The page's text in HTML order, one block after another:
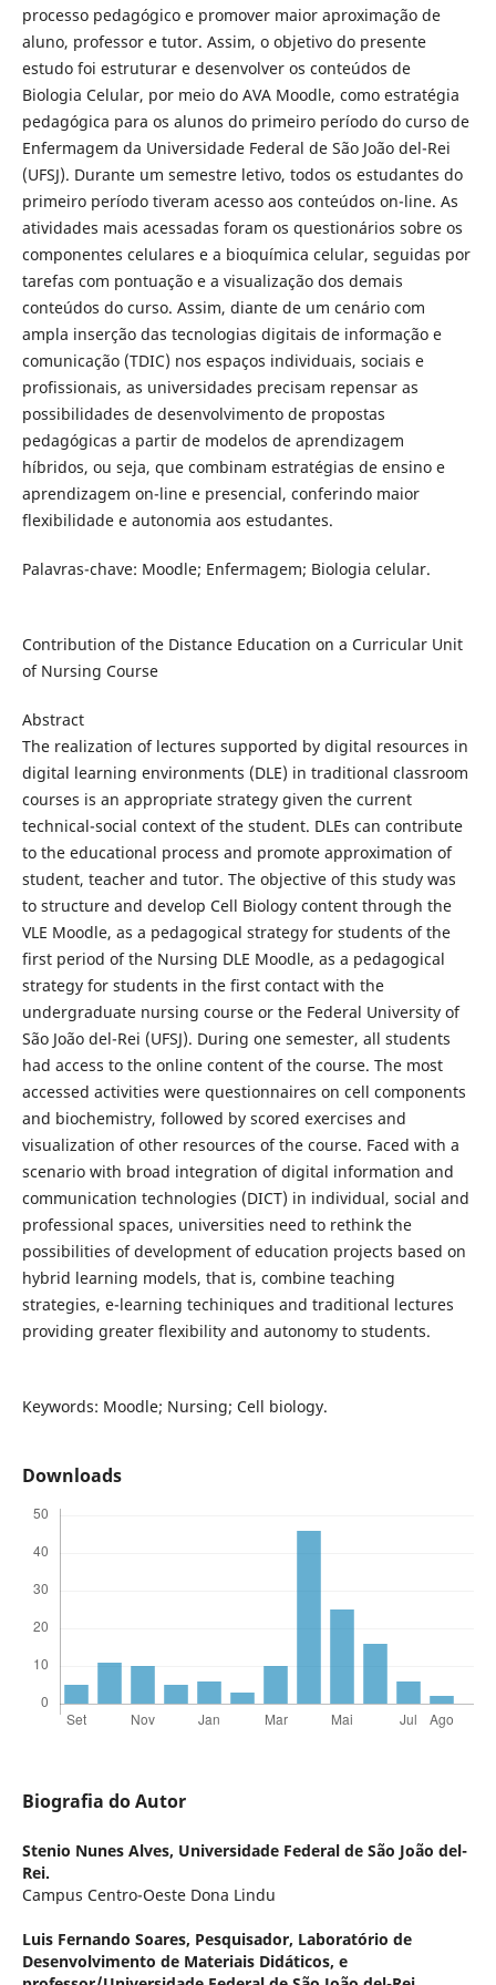
processo pedagógico e promover maior aproximação de
aluno, professor e tutor. Assim, o objetivo do presente
estudo foi estruturar e desenvolver os conteúdos de
Biologia Celular, por meio do AVA Moodle, como estratégia
pedagógica para os alunos do primeiro período do curso de
Enfermagem da Universidade Federal de São João del-Rei
(UFSJ). Durante um semestre letivo, todos os estudantes do
primeiro período tiveram acesso aos conteúdos on-line. As
atividades mais acessadas foram os questionários sobre os
componentes celulares e a bioquímica celular, seguidas por
tarefas com pontuação e a visualização dos demais
conteúdos do curso. Assim, diante de um cenário com
ampla inserção das tecnologias digitais de informação e
comunicação (TDIC) nos espaços individuais, sociais e
profissionais, as universidades precisam repensar as
possibilidades de desenvolvimento de propostas
pedagógicas a partir de modelos de aprendizagem
híbridos, ou seja, que combinam estratégias de ensino e
aprendizagem on-line e presencial, conferindo maior
flexibilidade e autonomia aos estudantes.
Palavras-chave: Moodle; Enfermagem; Biologia celular.
Contribution of the Distance Education on a Curricular Unit
of Nursing Course
Abstract
The realization of lectures supported by digital resources in
digital learning environments (DLE) in traditional classroom
courses is an appropriate strategy given the current
technical-social context of the student. DLEs can contribute
to the educational process and promote approximation of
student, teacher and tutor. The objective of this study was
to structure and develop Cell Biology content through the
VLE Moodle, as a pedagogical strategy for students of the
first period of the Nursing DLE Moodle, as a pedagogical
strategy for students in the first contact with the
undergraduate nursing course or the Federal University of
São João del-Rei (UFSJ). During one semester, all students
had access to the online content of the course. The most
accessed activities were questionnaires on cell components
and biochemistry, followed by scored exercises and
visualization of other resources of the course. Faced with a
scenario with broad integration of digital information and
communication technologies (DICT) in individual, social and
professional spaces, universities need to rethink the
possibilities of development of education projects based on
hybrid learning models, that is, combine teaching
strategies, e-learning techiniques and traditional lectures
providing greater flexibility and autonomy to students.
Keywords: Moodle; Nursing; Cell biology.
Downloads
Biografia do Autor
Stenio Nunes Alves, Universidade Federal de São João del-
Rei.
Campus Centro-Oeste Dona Lindu
Luis Fernando Soares, Pesquisador, Laboratório de
Desenvolvimento de Materiais Didáticos, e